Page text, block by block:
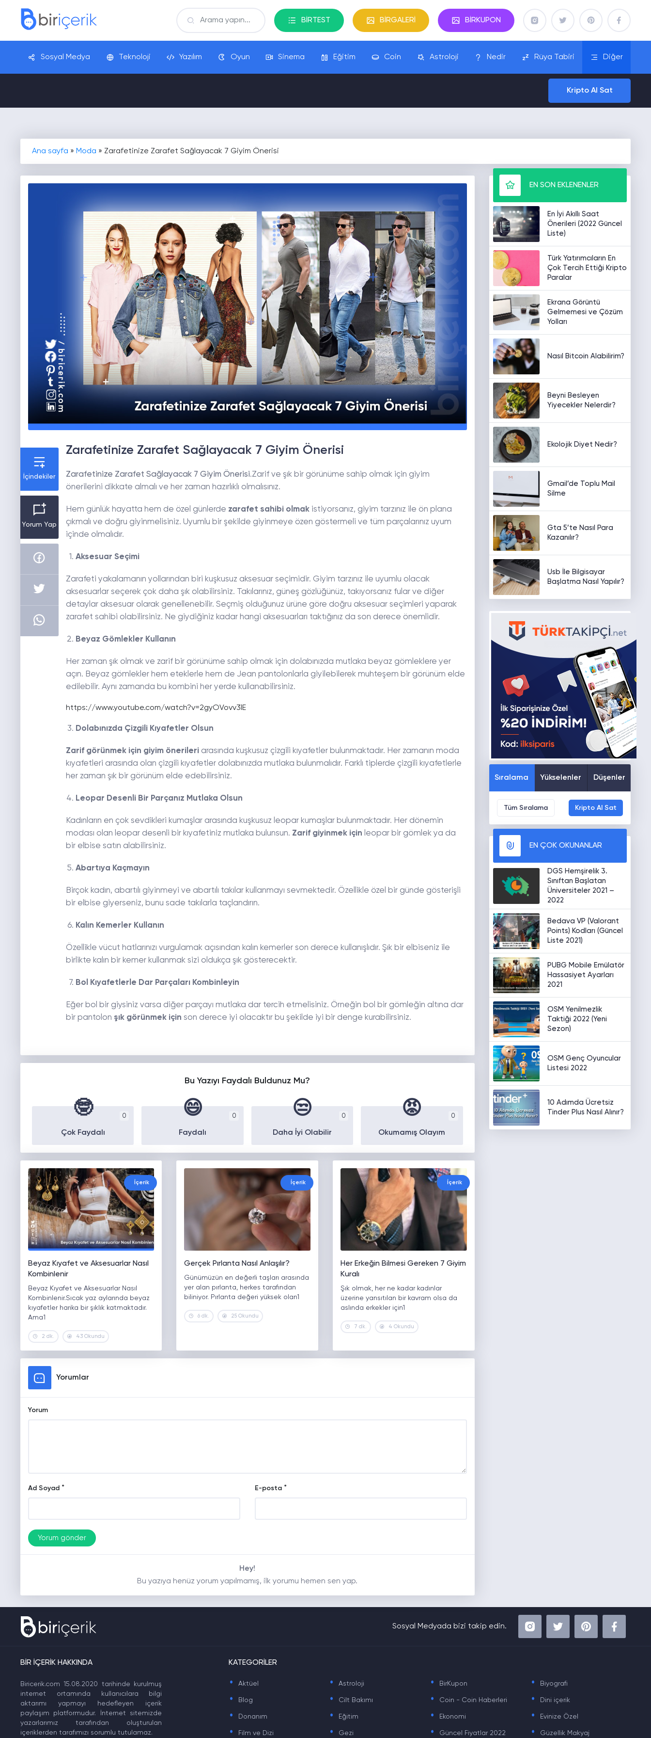
BİRTEST BİRGALERİ BİRKUPON
Sosyal Medya Teknoloji Yazılım Oyun Sinema Eğitim Coin Astroloji Nedir Rüya Tabiri Diğer
Kripto Al Sat
Ana sayfa » Moda » Zarafetinize Zarafet Sağlayacak 7 Giyim Önerisi
İçindekiler
Yorum Yap
Zarafetinize Zarafet Sağlayacak 7 Giyim Önerisi
Zarafetinize Zarafet Sağlayacak 7 Giyim Önerisi.Zarif ve şık bir görünüme sahip olmak için giyim
önerilerini dikkate almalı ve her zaman hazırlıklı olmalısınız.
Hem günlük hayatta hem de özel günlerde zarafet sahibi olmakistiyorsanız, giyim tarzınız ile ön plana
çıkmalı ve doğru giyinmelisiniz. Uyumlu bir şekilde giyinmeye özen göstermeli ve tüm parçalarınız uyum
içinde olmalıdır.
Aksesuar Seçimi
Zarafeti yakalamanın yollarından biri kuşkusuz aksesuar seçimidir. Giyim tarzınız ile uyumlu olacak
aksesuarlar seçerek çok daha şık olabilirsiniz. Takılarınız, güneş gözlüğünüz, takıyorsanız fular ve diğer
detaylar aksesuar olarak genellenebilir. Seçmiş olduğunuz ürüne göre doğru aksesuar seçimleri yaparak
zarafet sahibi olabilirsiniz. Ne giydiğiniz kadar hangi aksesuarları taktığınız da son derece önemlidir.
Beyaz Gömlekler Kullanın
Her zaman şık olmak ve zarif bir görünüme sahip olmak için dolabınızda mutlaka beyaz gömleklere yer
açın. Beyaz gömlekler hem eteklerle hem de Jean pantolonlarla giyilebilerek muhteşem bir görünüm elde
edilebilir. Aynı zamanda bu kombini her yerde kullanabilirsiniz.
https://www.youtube.com/watch?v=2gyOVovv3lE
Dolabınızda Çizgili Kıyafetler Olsun
Zarif görünmek için giyim önerileriarasında kuşkusuz çizgili kıyafetler bulunmaktadır. Her zamanın moda
kıyafetleri arasında olan çizgili kıyafetler dolabınızda mutlaka bulunmalıdır. Farklı tiplerde çizgili kıyafetlerle
her zaman şık bir görünüm elde edebilirsiniz.
Leopar Desenli Bir Parçanız Mutlaka Olsun
Kadınların en çok sevdikleri kumaşlar arasında kuşkusuz leopar kumaşlar bulunmaktadır. Her dönemin
modası olan leopar desenli bir kıyafetiniz mutlaka bulunsun. Zarif giyinmek için leopar bir gömlek ya da
bir elbise satın alabilirsiniz.
Abartıya Kaçmayın
Birçok kadın, abartılı giyinmeyi ve abartılı takılar kullanmayı sevmektedir. Özellikle özel bir günde gösterişli
bir elbise giyerseniz, bunu sade takılarla taçlandırın.
Kalın Kemerler Kullanın
Özellikle vücut hatlarınızı vurgulamak açısından kalın kemerler son derece kullanışlıdır. Şık bir elbiseniz ile
birlikte kalın bir kemer kullanmak sizi oldukça şık gösterecektir.
Bol Kıyafetlerle Dar Parçaları Kombinleyin
Eğer bol bir giysiniz varsa diğer parçayı mutlaka dar tercih etmelisiniz. Örneğin bol bir gömleğin altına dar
bir pantolon şık görünmek için son derece iyi olacaktır bu şekilde iyi bir denge kurabilirsiniz.
Bu Yazıyı Faydalı Buldunuz Mu?
0
🤓
Çok Faydalı
0
😄
Faydalı
0
😒
Daha İyi Olabilir
0
😡
Okumamış Olayım
İçerik
Beyaz Kıyafet ve Aksesuarlar Nasıl
Kombinlenir
Beyaz Kıyafet ve Aksesuarlar Nasıl
Kombinlenir.Sıcak yaz aylarında beyaz
kıyafetler harika bir şıklık katmaktadır.
Ama1
2 dk. 43 Okundu
İçerik
Gerçek Pırlanta Nasıl Anlaşılır?
Günümüzün en değerli taşları arasında
yer alan pırlanta, herkes tarafından
biliniyor. Pırlanta değeri yüksek olan1
6 dk. 25 Okundu
İçerik
Her Erkeğin Bilmesi Gereken 7 Giyim
Kuralı
Şık olmak, her ne kadar kadınlar
üzerine yansıtılan bir kavram olsa da
aslında erkekler için1
7 dk. 4 Okundu
Yorumlar
Yorum
Ad Soyad * E-posta *
Hey!
Bu yazıya henüz yorum yapılmamış, ilk yorumu hemen sen yap.
EN SON EKLENENLER
En İyi Akıllı Saat
Önerileri (2022 Güncel
Liste)
Türk Yatırımcıların En
Çok Tercih Ettiği Kripto
Paralar
Ekrana Görüntü
Gelmemesi ve Çözüm
Yolları
Nasıl Bitcoin Alabilirim?
Beyni Besleyen
Yiyecekler Nelerdir?
Ekolojik Diyet Nedir?
Gmail’de Toplu Mail
Silme
Gta 5’te Nasıl Para
Kazanılır?
Usb İle Bilgisayar
Başlatma Nasıl Yapılır?
Sıralama Yükselenler Düşenler
Tüm Sıralama Kripto Al Sat
EN ÇOK OKUNANLAR
DGS Hemşirelik 3.
Sınıftan Başlatan
Üniversiteler 2021 –
2022
Bedava VP (Valorant
Points) Kodları (Güncel
Liste 2021)
PUBG Mobile Emülatör
Hassasiyet Ayarları
2021
OSM Yenilmezlik
Taktiği 2022 (Yeni
Sezon)
OSM Genç Oyuncular
Listesi 2022
10 Adımda Ücretsiz
Tinder Plus Nasıl Alınır?
Sosyal Medyada bizi takip edin.
BİR İÇERİK HAKKINDA
Biricerik.com 15.08.2020 tarihinde kurulmuş
internet ortamında kullanıcılara bilgi
aktarımı yapmayı hedefleyen içerik
paylaşım platformudur. İnternet sitemizde
yazarlarımız tarafından oluşturulan
içeriklerden tarafımızı sorumlu tutulamaz.
KATEGORİLER
. Aktüel . Astroloji . BirKupon . Biyografi
. Blog . Cilt Bakımı . Coin - Coin Haberleri . Dini içerik
. Donanım . Eğitim . Ekonomi . Evinize Özel
. Film ve Dizi . Gezi . Güncel Fiyatlar 2022 . Güzellik Makyaj